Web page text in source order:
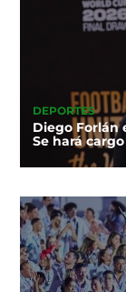
DEPORTES
Diego Forlán
Se hará